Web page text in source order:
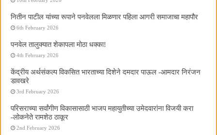
नितीन पाटील यांच्या रूपाने पनवेलला मिळणार पहिला आगरी समाजाचा महापौर
6th February 2026
पनवेल तालुक्यात शेकापला मोठा धक्का!
4th February 2026
केंद्रीय अर्थसंकल्प विकसित भारताच्या दिशेने दमदार पाऊल -आमदार निरंजन
डावखरे
3rd February 2026
परिसराच्या सर्वांगीण विकासासाठी भाजप महायुतीच्या उमेदवारांना विजयी करा
-लोकनेते रामशेठ ठाकूर
2nd February 2026